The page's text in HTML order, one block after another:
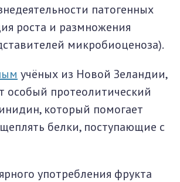
патогенных
роста и размножения
микробиоценоза).
учёных из Новой Зеландии,
особый протеолитический
который помогает
белки, поступающие с
употребления фрукта